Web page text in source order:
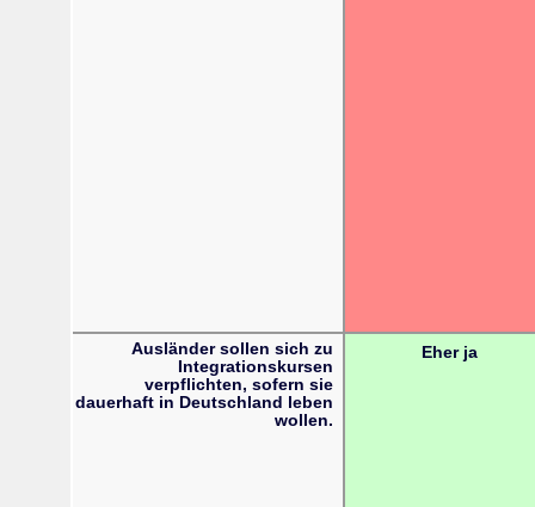
Ausländer sollen sich zu
Integrationskursen
verpflichten, sofern sie
dauerhaft in Deutschland leben
wollen.
Eher ja